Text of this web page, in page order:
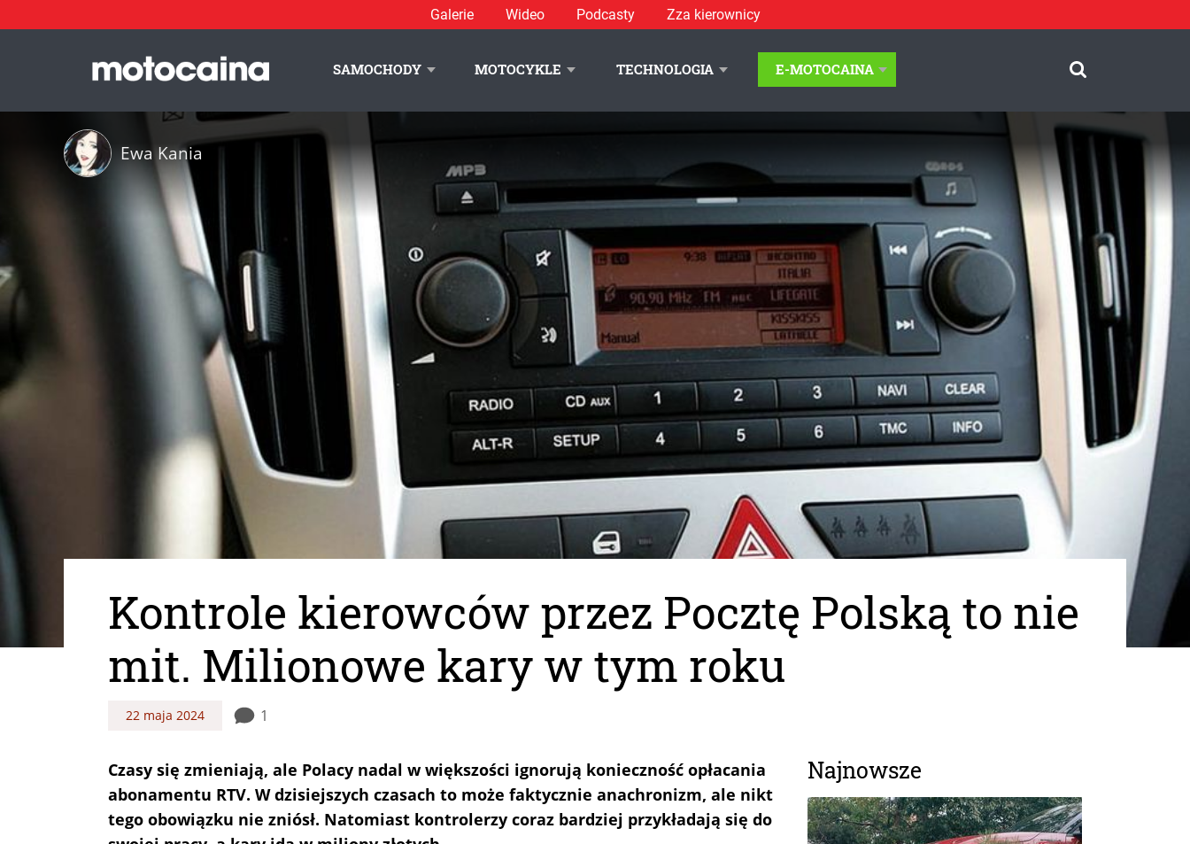
Galerie Wideo Podcasty Zza kierownicy
SAMOCHODY MOTOCYKLE TECHNOLOGIA E-MOTOCAINA
Ewa Kania
Kontrole kierowców przez Pocztę Polską to nie
mit. Milionowe kary w tym roku
22 maja 2024 1
Czasy się zmieniają, ale Polacy nadal w większości ignorują konieczność opłacania
abonamentu RTV. W dzisiejszych czasach to może faktycznie anachronizm, ale nikt
tego obowiązku nie zniósł. Natomiast kontrolerzy coraz bardziej przykładają się do
Najnowsze